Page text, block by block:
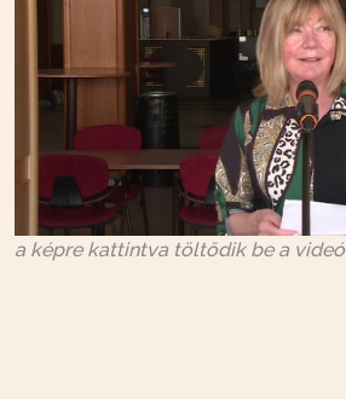
a képre kattintva töltődik be a videó